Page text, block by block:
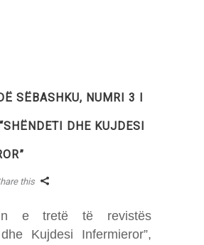
SËBASHKU, NUMRI 3 I
DHE KUJDESI
this
e tretë të revistës
Kujdesi Infermieror”,